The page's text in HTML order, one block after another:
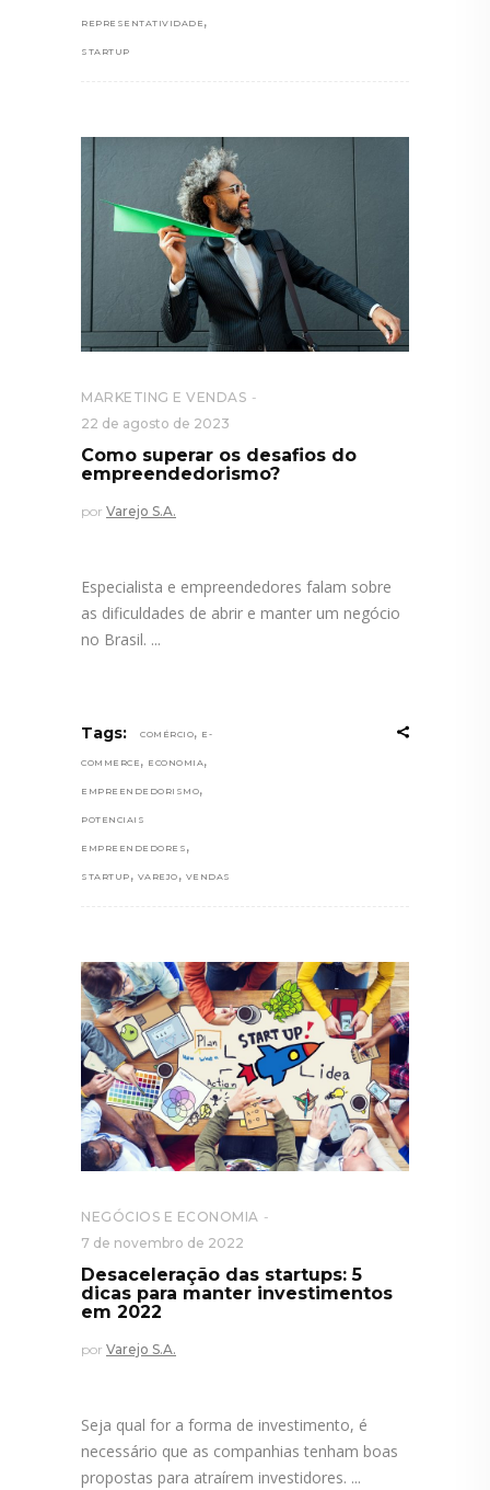
REPRESENTATIVIDADE ,
STARTUP
MARKETING E VENDAS
22 de agosto de 2023
Como superar os desafios do
empreendedorismo?
por Varejo S.A.
Especialista e empreendedores falam sobre
as dificuldades de abrir e manter um negócio
no Brasil.
Tags: COMÉRCIO, E-
COMMERCE , ECONOMIA ,
EMPREENDEDORISMO,
POTENCIAIS
EMPREENDEDORES ,
STARTUP , VAREJO , VENDAS
NEGÓCIOS E ECONOMIA
7 de novembro de 2022
Desaceleração das startups: 5
dicas para manter investimentos
em 2022
por Varejo S.A.
Seja qual for a forma de investimento, é
necessário que as companhias tenham boas
propostas para atraírem investidores.